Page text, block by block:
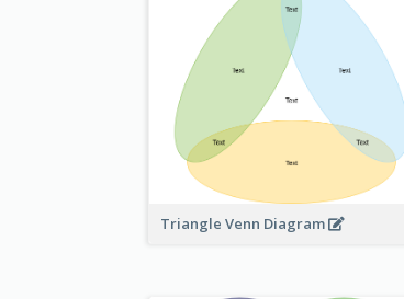
Triangle Venn Diagram